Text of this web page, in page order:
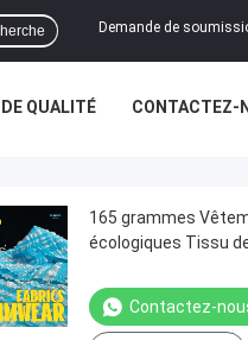
Demande de
QUALITÉ CONTACTEZ-
165 grammes
écologiques Tissu
Contactez-